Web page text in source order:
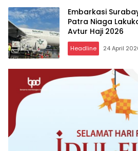
Embarkasi
Patra Niaga
Avtur Haji 2026
Headline 24 April